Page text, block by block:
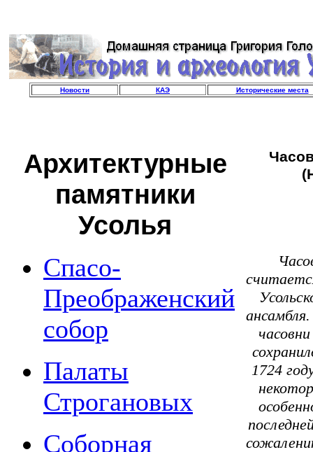
Новости КАЭ Исторические места
Архитектурные
памятники
Усолья
Спасо-
Преображенский
собор
Палаты
Строгановых
Соборная
1724